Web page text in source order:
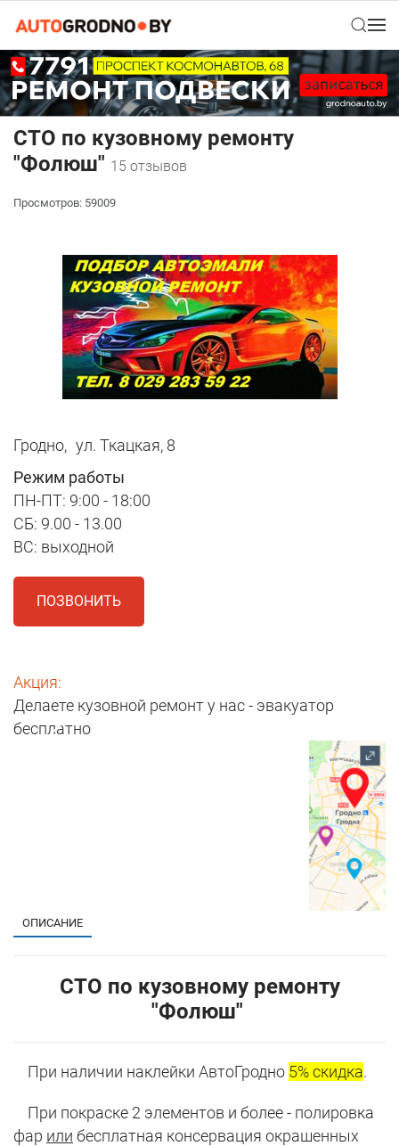
СТО по кузовному ремонту
"Фолюш" 15 отзывов
Просмотров: 59009
Гродно, ул. Ткацкая, 8
Режим работы
ПН-ПТ: 9:00 - 18:00
СБ: 9.00 - 13.00
ВС: выходной
ПОЗВОНИТЬ
Акция:
Делаете кузовной ремонт у нас - эвакуатор
бесплатно
ОПИСАНИЕ
СТО по кузовному ремонту
"Фолюш"
При наличии наклейки АвтоГродно 5% скидка.
При покраске 2 элементов и более - полировка
фар или бесплатная консервация окрашенных